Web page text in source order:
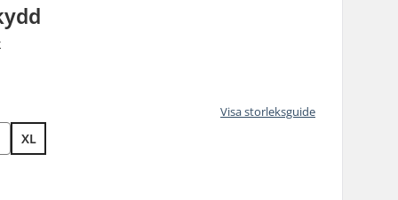
Visa storleksguide
XL